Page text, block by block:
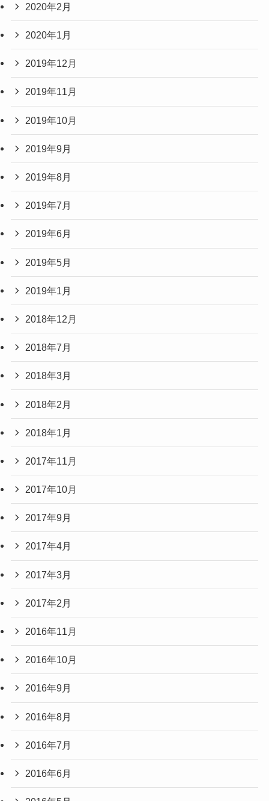
2020年2月
2020年1月
2019年12月
2019年11月
2019年10月
2019年9月
2019年8月
2019年7月
2019年6月
2019年5月
2019年1月
2018年12月
2018年7月
2018年3月
2018年2月
2018年1月
2017年11月
2017年10月
2017年9月
2017年4月
2017年3月
2017年2月
2016年11月
2016年10月
2016年9月
2016年8月
2016年7月
2016年6月